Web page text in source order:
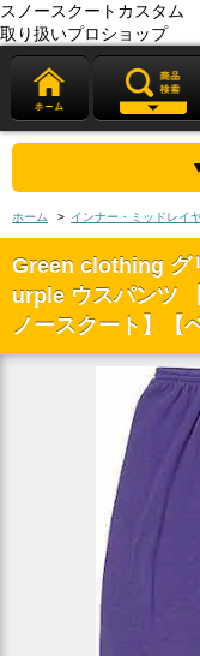
スノースクートカスタ
取り扱いプロショップ
ホーム > インナー・ミッドレイ
Green clothing グ
urple ウスパンツ
ノースクート】【